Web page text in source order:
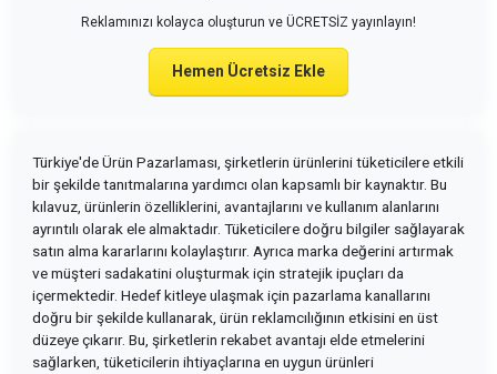
Reklamınızı kolayca oluşturun ve ÜCRETSİZ yayınlayın!
Hemen Ücretsiz Ekle
Türkiye'de Ürün Pazarlaması, şirketlerin ürünlerini tüketicilere etkili
bir şekilde tanıtmalarına yardımcı olan kapsamlı bir kaynaktır. Bu
kılavuz, ürünlerin özelliklerini, avantajlarını ve kullanım alanlarını
ayrıntılı olarak ele almaktadır. Tüketicilere doğru bilgiler sağlayarak
satın alma kararlarını kolaylaştırır. Ayrıca marka değerini artırmak
ve müşteri sadakatini oluşturmak için stratejik ipuçları da
içermektedir. Hedef kitleye ulaşmak için pazarlama kanallarını
doğru bir şekilde kullanarak, ürün reklamcılığının etkisini en üst
düzeye çıkarır. Bu, şirketlerin rekabet avantajı elde etmelerini
sağlarken, tüketicilerin ihtiyaçlarına en uygun ürünleri